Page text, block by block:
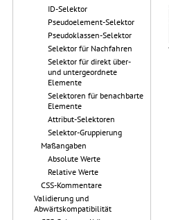
ID-Selektor
Pseudoelement-Selektor
Pseudoklassen-Selektor
Selektor für Nachfahren
Selektor für direkt über-
und untergeordnete
Elemente
Selektoren für benachbarte
Elemente
Attribut-Selektoren
Selektor-Gruppierung
Maßangaben
Absolute Werte
Relative Werte
CSS-Kommentare
Validierung und
Abwärtskompatibilität